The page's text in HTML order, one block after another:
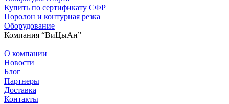
Купить по сертификату СФР
Поролон и контурная резка
Оборудование
Компания “ВиЦыАн”
О компании
Новости
Блог
Партнеры
Доставка
Контакты